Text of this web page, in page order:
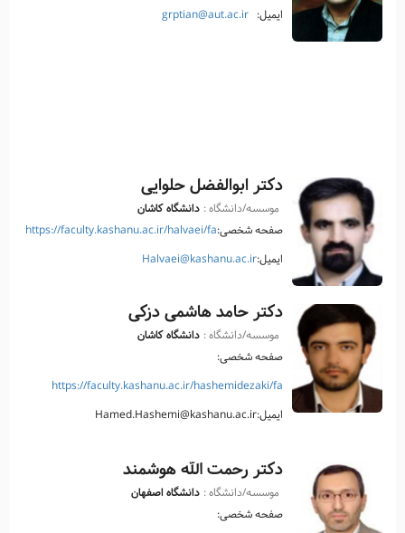
ایمیل: grptian@aut.ac.ir
دکتر ابوالفضل حلوایی
موسسه/دانشگاه : دانشگاه کاشان
صفحه شخصی:https://faculty.kashanu.ac.ir/halvaei/fa
ایمیل:Halvaei@kashanu.ac.ir
دکتر حامد هاشمی دزکی
موسسه/دانشگاه : دانشگاه کاشان
صفحه شخصی:
https://faculty.kashanu.ac.ir/hashemidezaki/fa
ایمیل:Hamed.Hashemi@kashanu.ac.ir
دکتر رحمت الله هوشمند
موسسه/دانشگاه : دانشگاه اصفهان
صفحه شخصی: